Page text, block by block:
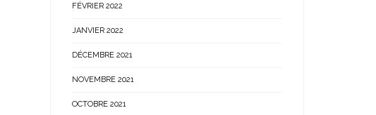
FÉVRIER 2022
JANVIER 2022
DÉCEMBRE 2021
NOVEMBRE 2021
OCTOBRE 2021